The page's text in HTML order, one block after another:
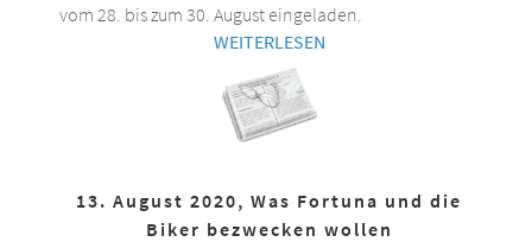
vom 28. bis zum 30. August eingeladen.
WEITERLESEN
13. August 2020, Was Fortuna und die
Biker bezwecken wollen